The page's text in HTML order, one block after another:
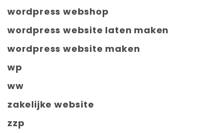
wordpress webshop
wordpress website laten maken
wordpress website maken
wp
ww
zakelijke website
zzp